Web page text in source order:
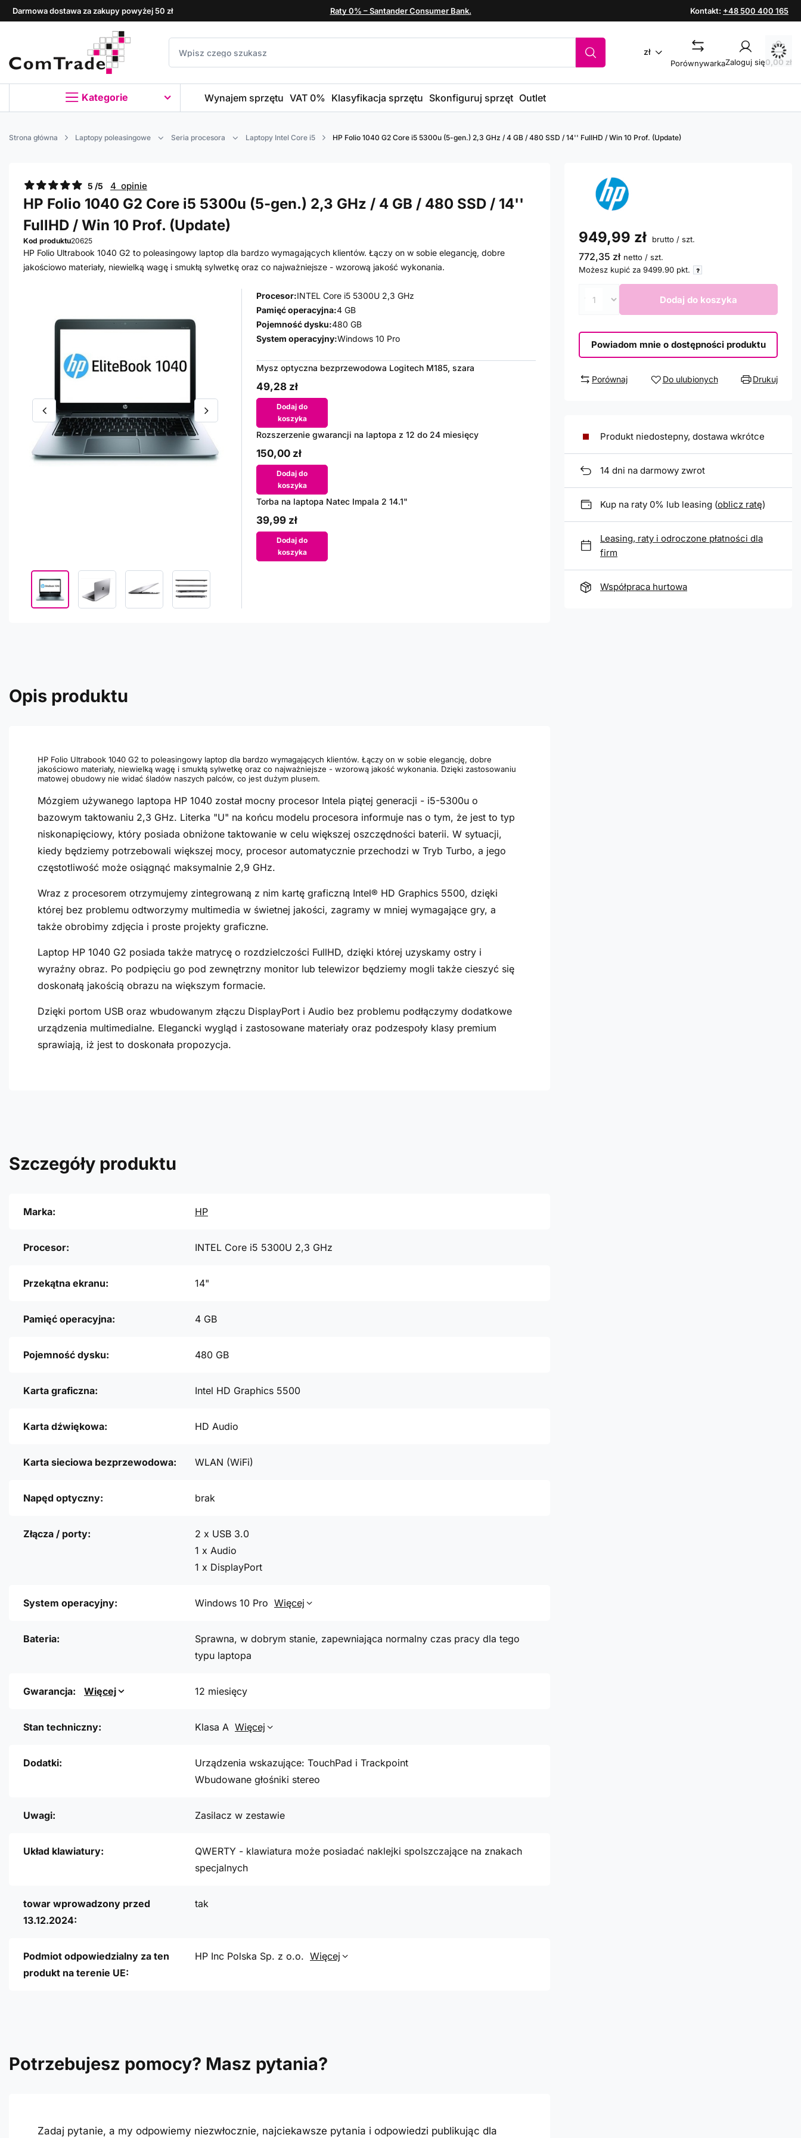
Darmowa dostawa za zakupy powyżej 50 zł Raty 0% – Santander Consumer Bank. Kontakt: +48 500 400 165
zł
PorównywarkaZaloguj się0,00 zł
Kategorie Wynajem sprzętu VAT 0% Klasyfikacja sprzętu Skonfiguruj sprzęt Outlet
Strona główna Laptopy poleasingowe Seria procesora Laptopy Intel Core i5 HP Folio 1040 G2 Core i5 5300u (5-gen.) 2,3 GHz / 4 GB / 480 SSD / 14'' FullHD / Win 10 Prof. (Update)
5 /5 4 opinie
HP Folio 1040 G2 Core i5 5300u (5-gen.) 2,3 GHz / 4 GB / 480 SSD / 14''
FullHD / Win 10 Prof. (Update)
Kod produktu20625
HP Folio Ultrabook 1040 G2 to poleasingowy laptop dla bardzo wymagających klientów. Łączy on w sobie elegancję, dobre
jakościowo materiały, niewielką wagę i smukłą sylwetkę oraz co najważniejsze - wzorową jakość wykonania.
Procesor:INTEL Core i5 5300U 2,3 GHz
Pamięć operacyjna:4 GB
Pojemność dysku:480 GB
System operacyjny:Windows 10 Pro
Mysz optyczna bezprzewodowa Logitech M185, szara
49,28 zł
Dodaj do
koszyka
Rozszerzenie gwarancji na laptopa z 12 do 24 miesięcy
150,00 zł
Dodaj do
koszyka
Torba na laptopa Natec Impala 2 14.1"
39,99 zł
Dodaj do
koszyka
949,99 zł brutto / szt.
772,35 zł netto / szt.
Możesz kupić za 9499.90 pkt.
Dodaj do koszyka
Powiadom mnie o dostępności produktu
Porównaj Do ulubionych Drukuj
Produkt niedostepny, dostawa wkrótce
14 dni na darmowy zwrot
Kup na raty 0% lub leasing (oblicz ratę)
Leasing, raty i odroczone płatności dla
firm
Współpraca hurtowa
Opis produktu
HP Folio Ultrabook 1040 G2 to poleasingowy laptop dla bardzo wymagających klientów. Łączy on w sobie elegancję, dobre
jakościowo materiały, niewielką wagę i smukłą sylwetkę oraz co najważniejsze - wzorową jakość wykonania. Dzięki zastosowaniu
matowej obudowy nie widać śladów naszych palców, co jest dużym plusem.
Mózgiem używanego laptopa HP 1040 został mocny procesor Intela piątej generacji - i5-5300u o
bazowym taktowaniu 2,3 GHz. Literka "U" na końcu modelu procesora informuje nas o tym, że jest to typ
niskonapięciowy, który posiada obniżone taktowanie w celu większej oszczędności baterii. W sytuacji,
kiedy będziemy potrzebowali większej mocy, procesor automatycznie przechodzi w Tryb Turbo, a jego
częstotliwość może osiągnąć maksymalnie 2,9 GHz.
Wraz z procesorem otrzymujemy zintegrowaną z nim kartę graficzną Intel® HD Graphics 5500, dzięki
której bez problemu odtworzymy multimedia w świetnej jakości, zagramy w mniej wymagające gry, a
także obrobimy zdjęcia i proste projekty graficzne.
Laptop HP 1040 G2 posiada także matrycę o rozdzielczości FullHD, dzięki której uzyskamy ostry i
wyraźny obraz. Po podpięciu go pod zewnętrzny monitor lub telewizor będziemy mogli także cieszyć się
doskonałą jakością obrazu na większym formacie.
Dzięki portom USB oraz wbudowanym złączu DisplayPort i Audio bez problemu podłączymy dodatkowe
urządzenia multimedialne. Elegancki wygląd i zastosowane materiały oraz podzespoły klasy premium
sprawiają, iż jest to doskonała propozycja.
Szczegóły produktu
Marka: HP
Procesor: INTEL Core i5 5300U 2,3 GHz
Przekątna ekranu: 14"
Pamięć operacyjna: 4 GB
Pojemność dysku: 480 GB
Karta graficzna: Intel HD Graphics 5500
Karta dźwiękowa: HD Audio
Karta sieciowa bezprzewodowa: WLAN (WiFi)
Napęd optyczny: brak
Złącza / porty:
2 x USB 3.0
1 x Audio
1 x DisplayPort
System operacyjny: Windows 10 Pro Więcej
Bateria:
Sprawna, w dobrym stanie, zapewniająca normalny czas pracy dla tego
typu laptopa
Gwarancja: Więcej 12 miesięcy
Stan techniczny: Klasa A Więcej
Dodatki:
Urządzenia wskazujące: TouchPad i Trackpoint
Wbudowane głośniki stereo
Uwagi: Zasilacz w zestawie
Układ klawiatury:
QWERTY - klawiatura może posiadać naklejki spolszczające na znakach
specjalnych
towar wprowadzony przed
13.12.2024:
tak
Podmiot odpowiedzialny za ten
produkt na terenie UE:
HP Inc Polska Sp. z o.o. Więcej
Potrzebujesz pomocy? Masz pytania?
Zadaj pytanie, a my odpowiemy niezwłocznie, najciekawsze pytania i odpowiedzi publikując dla